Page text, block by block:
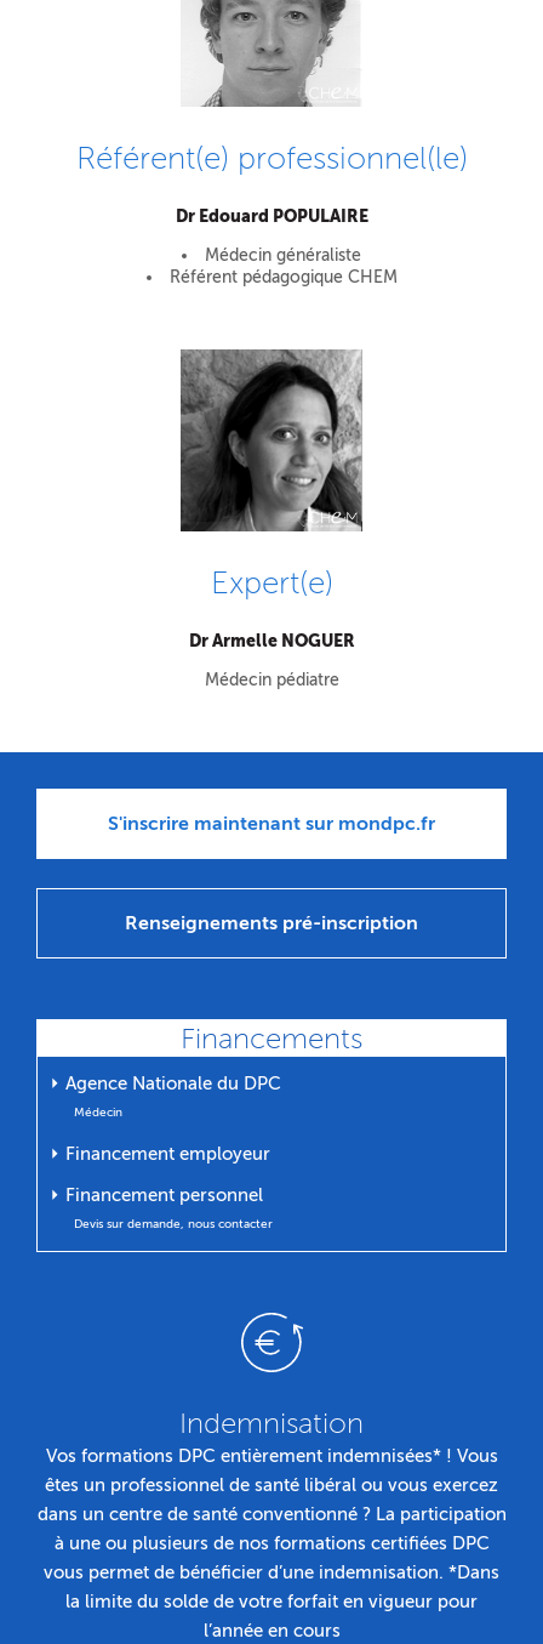
Référent(e) professionnel(le)
Dr Edouard POPULAIRE
Médecin généraliste
Référent pédagogique CHEM
Expert(e)
Dr Armelle NOGUER
Médecin pédiatre
S'inscrire maintenant sur mondpc.fr
Renseignements pré-inscription
Financements
⏵ Agence Nationale du DPC
Médecin
⏵ Financement employeur
⏵ Financement personnel
Devis sur demande, nous contacter
Indemnisation
Vos formations DPC entièrement indemnisées* ! Vous
êtes un professionnel de santé libéral ou vous exercez
dans un centre de santé conventionné ? La participation
à une ou plusieurs de nos formations certifiées DPC
vous permet de bénéficier d’une indemnisation. *Dans
la limite du solde de votre forfait en vigueur pour
l’année en cours